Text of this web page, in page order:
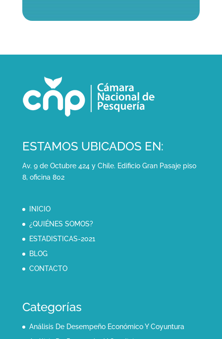
ESTAMOS UBICADOS EN:
Av. 9 de Octubre 424 y Chile. Edificio Gran Pasaje piso
8, oficina 802
INICIO
¿QUIÉNES SOMOS?
ESTADISTICAS-2021
BLOG
CONTACTO
Categorías
Análisis De Desempeño Económico Y Coyuntura